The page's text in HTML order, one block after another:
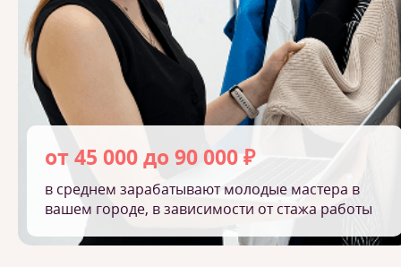
от 45 000 до 90 000 ₽
в среднем зарабатывают молодые мастера в
вашем городе, в зависимости от стажа работы